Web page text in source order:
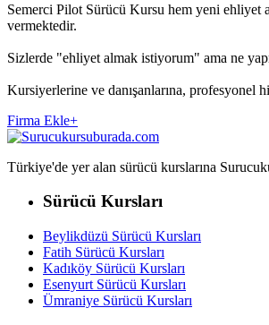
Semerci Pilot Sürücü Kursu hem yeni ehliyet
vermektedir.
Sizlerde "ehliyet almak istiyorum" ama ne
Kursiyerlerine ve danışanlarına, profesyonel
Firma Ekle+
Türkiye'de yer alan sürücü kurslarına
Sürücü Kursları
Beylikdüzü Sürücü Kursları
Fatih Sürücü Kursları
Kadıköy Sürücü Kursları
Esenyurt Sürücü Kursları
Ümraniye Sürücü Kursları